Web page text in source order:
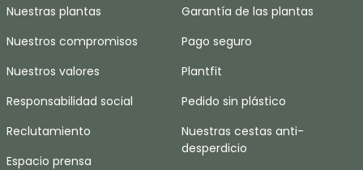
Nuestras plantas
Nuestros compromisos
Nuestros valores
Responsabilidad social
Reclutamiento
Espacio prensa
Garantía de las plantas
Pago seguro
Plantfit
Pedido sin plástico
Nuestras cestas anti-
desperdicio